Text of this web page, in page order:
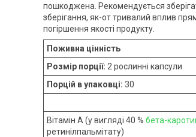
пошкоджена. Рекомендується
зберігання, як-от тривалий вплив
погіршення якості продукту.
Поживна цінність
Розмір порції: 2 рослинні капсули
Порцій в упаковці: 30
Вітамін А (у вигляді 40 % бета-
ретинілпальмітату)